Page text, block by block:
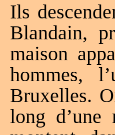
Ils
Blandain,
maison
hommes,
Bruxelles.
long d’une